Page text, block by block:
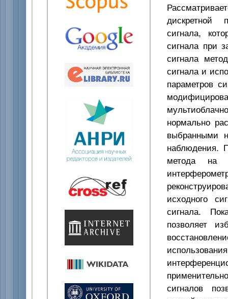
дискретной
сигнала,
сигнала при
сигнала
сигнала и
параметров
нормально
выбранными
наблюдения.
метода на
исходного
сигнала.
позволяет
сигналов